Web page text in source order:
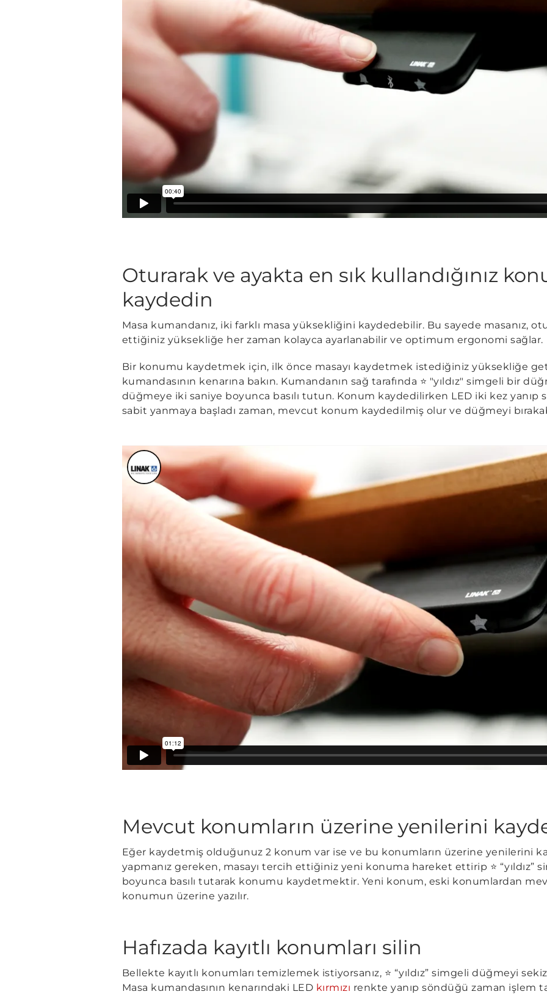
Oturarak ve ayakta en sık kullandığınız
kaydedin
Masa kumandanız, iki farklı masa yüksekliğini kaydedebilir. Bu sayede masanız,
ettiğiniz yüksekliğe her zaman kolayca ayarlanabilir ve optimum ergonomi sağlar.
Bir konumu kaydetmek için, ilk önce masayı kaydetmek istediğiniz yüksekliğe
kumandasının kenarına bakın. Kumandanın sağ tarafında ⭐ "yıldız" simgeli bir
düğmeye iki saniye boyunca basılı tutun. Konum kaydedilirken LED iki kez yanıp
sabit yanmaya başladı zaman, mevcut konum kaydedilmiş olur ve düğmeyi
Mevcut konumların üzerine yenilerini
Eğer kaydetmiş olduğunuz 2 konum var ise ve bu konumların üzerine yenilerini
yapmanız gereken, masayı tercih ettiğiniz yeni konuma hareket ettirip ⭐ “yıldız”
boyunca basılı tutarak konumu kaydetmektir. Yeni konum, eski konumlardan
konumun üzerine yazılır.
Hafızada kayıtlı konumları silin
Bellekte kayıtlı konumları temizlemek istiyorsanız, ⭐ “yıldız” simgeli düğmeyi
Masa kumandasının kenarındaki LED kırmızı renkte yanıp söndüğü zaman işlem